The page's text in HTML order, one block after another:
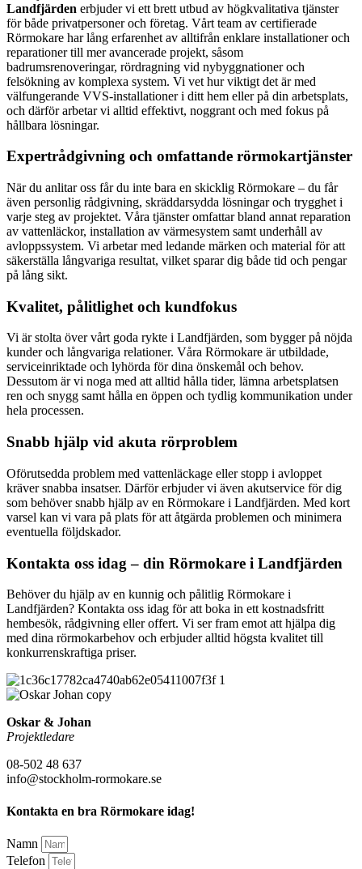
Landfjärden erbjuder vi ett brett utbud av högkvalitativa tjänster
för både privatpersoner och företag. Vårt team av certifierade
Rörmokare har lång erfarenhet av alltifrån enklare installationer och
reparationer till mer avancerade projekt, såsom
badrumsrenoveringar, rördragning vid nybyggnationer och
felsökning av komplexa system. Vi vet hur viktigt det är med
välfungerande VVS-installationer i ditt hem eller på din arbetsplats,
och därför arbetar vi alltid effektivt, noggrant och med fokus på
hållbara lösningar.
Expertrådgivning och omfattande rörmokartjänster
När du anlitar oss får du inte bara en skicklig Rörmokare – du får
även personlig rådgivning, skräddarsydda lösningar och trygghet i
varje steg av projektet. Våra tjänster omfattar bland annat reparation
av vattenläckor, installation av värmesystem samt underhåll av
avloppssystem. Vi arbetar med ledande märken och material för att
säkerställa långvariga resultat, vilket sparar dig både tid och pengar
på lång sikt.
Kvalitet, pålitlighet och kundfokus
Vi är stolta över vårt goda rykte i Landfjärden, som bygger på nöjda
kunder och långvariga relationer. Våra Rörmokare är utbildade,
serviceinriktade och lyhörda för dina önskemål och behov.
Dessutom är vi noga med att alltid hålla tider, lämna arbetsplatsen
ren och snygg samt hålla en öppen och tydlig kommunikation under
hela processen.
Snabb hjälp vid akuta rörproblem
Oförutsedda problem med vattenläckage eller stopp i avloppet
kräver snabba insatser. Därför erbjuder vi även akutservice för dig
som behöver snabb hjälp av en Rörmokare i Landfjärden. Med kort
varsel kan vi vara på plats för att åtgärda problemen och minimera
eventuella följdskador.
Kontakta oss idag – din Rörmokare i Landfjärden
Behöver du hjälp av en kunnig och pålitlig Rörmokare i
Landfjärden? Kontakta oss idag för att boka in ett kostnadsfritt
hembesök, rådgivning eller offert. Vi ser fram emot att hjälpa dig
med dina rörmokarbehov och erbjuder alltid högsta kvalitet till
konkurrenskraftiga priser.
Oskar & Johan
Projektledare
08-502 48 637
info@stockholm-rormokare.se
Kontakta en bra Rörmokare idag!
Namn
Telefon